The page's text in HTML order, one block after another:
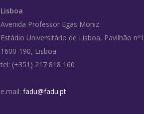
Lisboa
Avenida Professor Egas Moniz
Estádio Universitário de Lisboa, Pavilhão nº1
1600-190, Lisboa
tel: (+351) 217 818 160
e.mail: fadu@fadu.pt